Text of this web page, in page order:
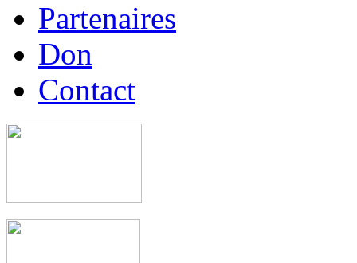
Partenaires
Don
Contact